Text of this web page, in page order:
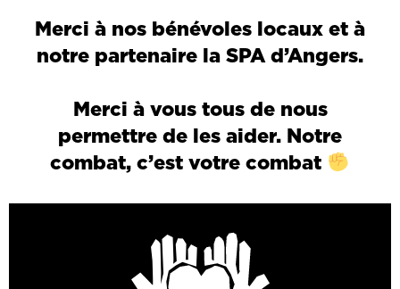
Merci à nos bénévoles locaux et à
notre partenaire la SPA d’Angers.
Merci à vous tous de nous
permettre de les aider. Notre
combat, c’est votre combat